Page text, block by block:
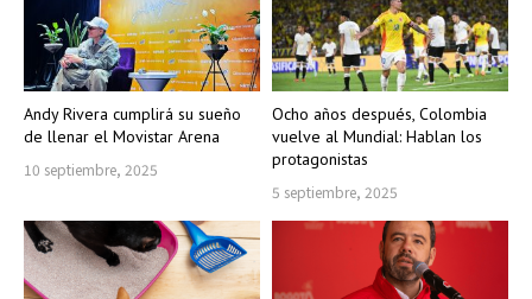
Andy Rivera cumplirá su sueño
de llenar el Movistar Arena
10 septiembre, 2025
Ocho años después, Colombia
vuelve al Mundial: Hablan los
protagonistas
5 septiembre, 2025